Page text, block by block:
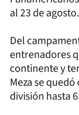
al 23 de agosto.
Del
entrenadores
continente y
Meza se
división hasta